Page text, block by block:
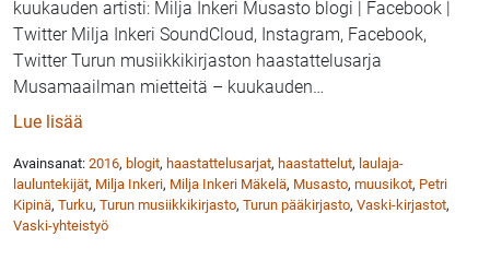
kuukauden artisti: Milja Inkeri Musasto blogi | Facebook |
Twitter Milja Inkeri SoundCloud, Instagram, Facebook,
Twitter Turun musiikkikirjaston haastattelusarja
Musamaailman mietteitä – kuukauden …
Lue lisää
Avainsanat: 2016, blogit, haastattelusarjat, haastattelut, laulaja-
lauluntekijät, Milja Inkeri, Milja Inkeri Mäkelä, Musasto, muusikot, Petri
Kipinä, Turku, Turun musiikkikirjasto, Turun pääkirjasto, Vaski-kirjastot,
Vaski-yhteistyö